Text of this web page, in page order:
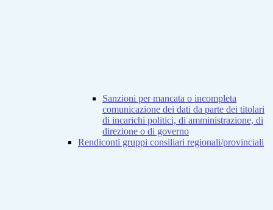
Sanzioni per mancata o incompleta
comunicazione dei dati da parte dei titolari
di incarichi politici, di amministrazione, di
direzione o di governo
Rendiconti gruppi consiliari regionali/provinciali